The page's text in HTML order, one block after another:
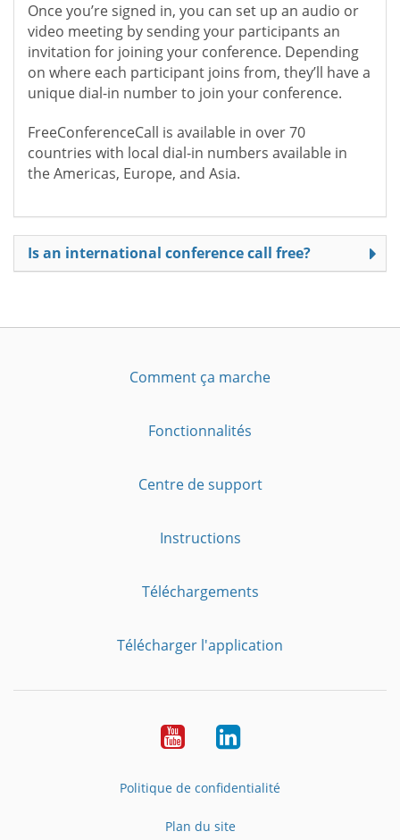
Once you’re signed in, you can set up an audio or
video meeting by sending your participants an
invitation for joining your conference. Depending
on where each participant joins from, they’ll have a
unique dial-in number to join your conference.
FreeConferenceCall is available in over 70
countries with local dial-in numbers available in
the Americas, Europe, and Asia.
Is an international conference call free?
Comment ça marche
Fonctionnalités
Centre de support
Instructions
Téléchargements
Télécharger l'application
YouTubeLinkedIn
Politique de confidentialité
Plan du site